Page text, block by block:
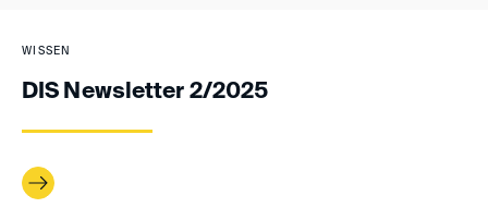
WISSEN
DIS Newsletter 2/2025